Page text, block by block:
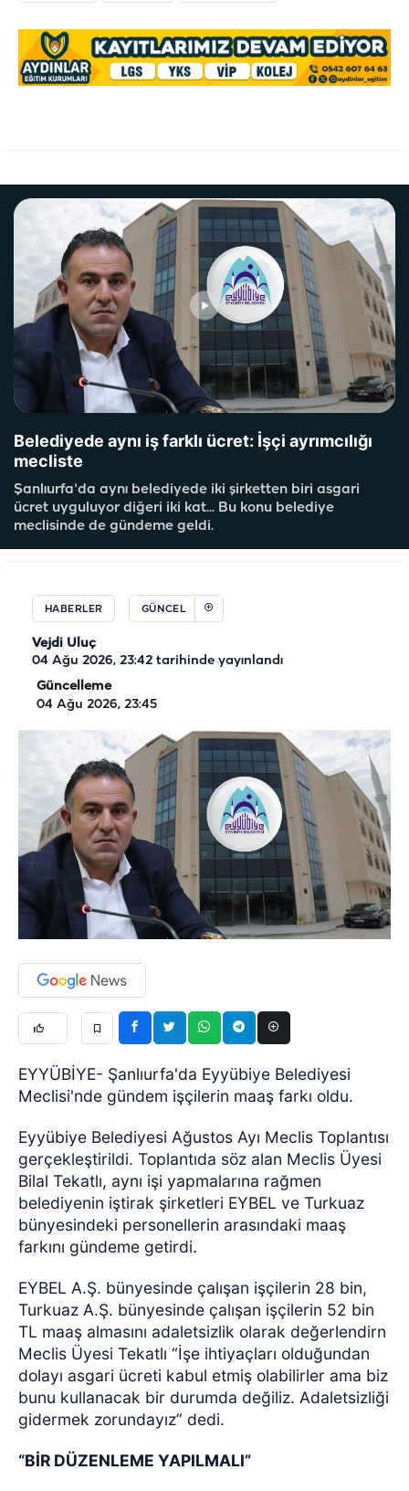
Belediyede aynı iş farklı ücret: İşçi ayrımcılığı
mecliste
Şanlıurfa'da aynı belediyede iki şirketten biri asgari
ücret uyguluyor diğeri iki kat... Bu konu belediye
meclisinde de gündeme geldi.
HABERLER GÜNCEL
Vejdi Uluç
04 Ağu 2026, 23:42 tarihinde yayınlandı
Güncelleme
04 Ağu 2026, 23:45
EYYÜBİYE- Şanlıurfa'da Eyyübiye Belediyesi
Meclisi'nde gündem işçilerin maaş farkı oldu.
Eyyübiye Belediyesi Ağustos Ayı Meclis Toplantısı
gerçekleştirildi. Toplantıda söz alan Meclis Üyesi
Bilal Tekatlı, aynı işi yapmalarına rağmen
belediyenin iştirak şirketleri EYBEL ve Turkuaz
bünyesindeki personellerin arasındaki maaş
farkını gündeme getirdi.
EYBEL A.Ş. bünyesinde çalışan işçilerin 28 bin,
Turkuaz A.Ş. bünyesinde çalışan işçilerin 52 bin
TL maaş almasını adaletsizlik olarak değerlendirn
Meclis Üyesi Tekatlı “İşe ihtiyaçları olduğundan
dolayı asgari ücreti kabul etmiş olabilirler ama biz
bunu kullanacak bir durumda değiliz. Adaletsizliği
gidermek zorundayız” dedi.
“BİR DÜZENLEME YAPILMALI”